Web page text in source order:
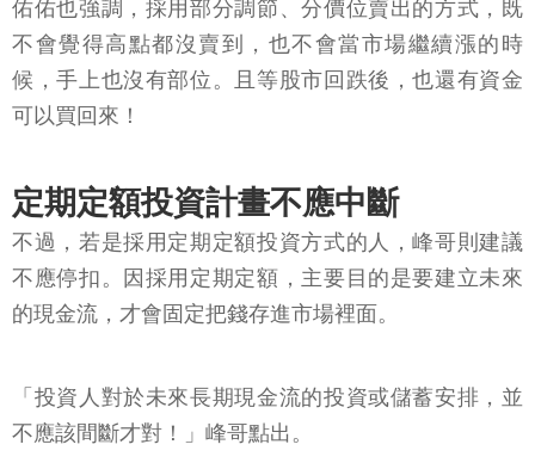
佑佑也強調，採用部分調節、分價位賣出的方式，既
不會覺得高點都沒賣到，也不會當市場繼續漲的時
候，手上也沒有部位。且等股市回跌後，也還有資金
可以買回來！
定期定額投資計畫不應中斷
不過，若是採用定期定額投資方式的人，峰哥則建議
不應停扣。因採用定期定額，主要目的是要建立未來
的現金流，才會固定把錢存進市場裡面。
「投資人對於未來長期現金流的投資或儲蓄安排，並
不應該間斷才對！」峰哥點出。